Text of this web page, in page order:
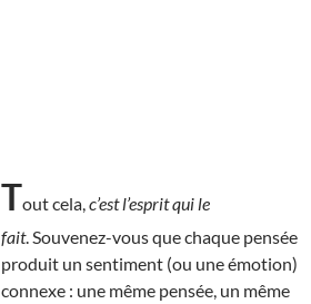
Tout cela, c’est l’esprit qui le
fait. Souvenez-vous que chaque pensée
produit un sentiment (ou une émotion)
connexe : une même pensée, un même